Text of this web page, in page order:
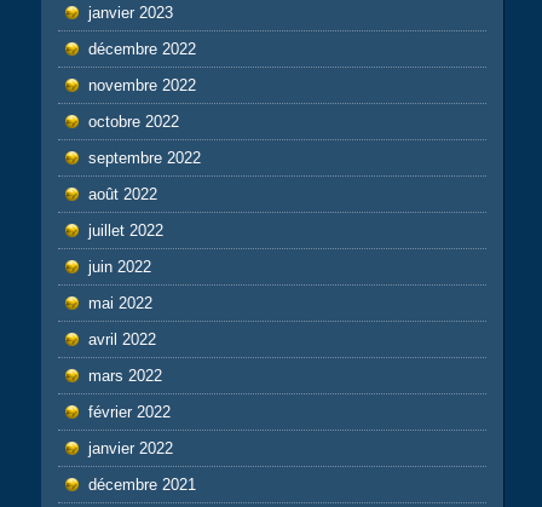
janvier 2023
décembre 2022
novembre 2022
octobre 2022
septembre 2022
août 2022
juillet 2022
juin 2022
mai 2022
avril 2022
mars 2022
février 2022
janvier 2022
décembre 2021